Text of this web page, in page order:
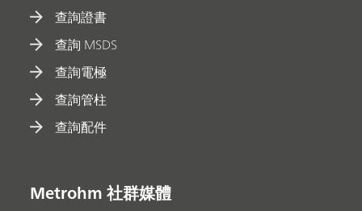
查詢證書
查詢 MSDS
查詢電極
查詢管柱
查詢配件
Metrohm 社群媒體